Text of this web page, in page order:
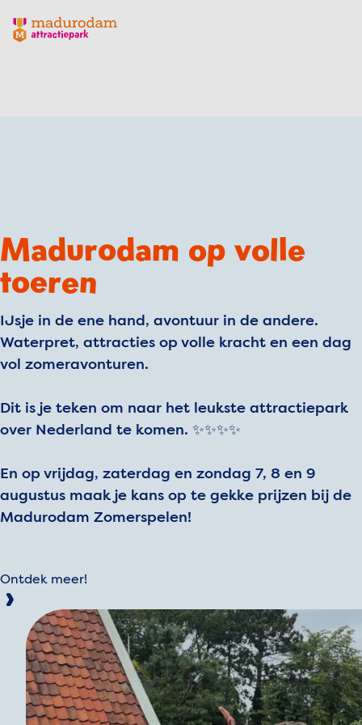
Madurodam logo, naar de homepage
Madurodam op volle
toeren
IJsje in de ene hand, avontuur in de andere.
Waterpret, attracties op volle kracht en een dag
vol zomeravonturen.
Dit is je teken om naar het leukste attractiepark
over Nederland te komen. ✨✨✨✨
En op vrijdag, zaterdag en zondag 7, 8 en 9
augustus maak je kans op te gekke prijzen bij de
Madurodam Zomerspelen!
Ontdek meer!